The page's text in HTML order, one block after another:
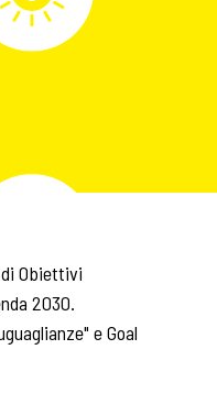
Obiettivi
2030.
e Goal